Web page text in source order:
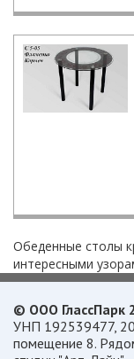
Обеденные столы
интересными
© ООО ГлассПарк
УНП 192539477,
помещение 8.